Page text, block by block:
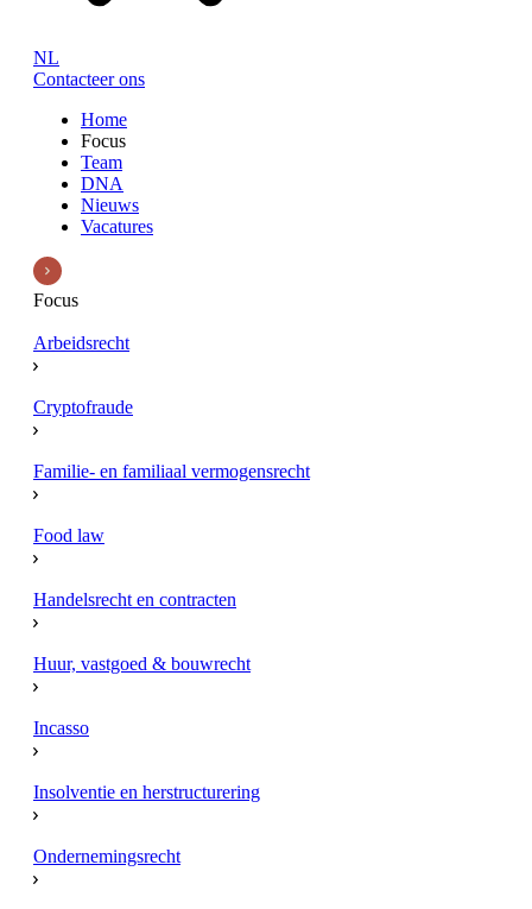
NL
Contacteer ons
Home
Focus
Team
DNA
Nieuws
Vacatures
Focus
Arbeidsrecht
Cryptofraude
Familie- en familiaal vermogensrecht
Food law
Handelsrecht en contracten
Huur, vastgoed & bouwrecht
Incasso
Insolventie en herstructurering
Ondernemingsrecht